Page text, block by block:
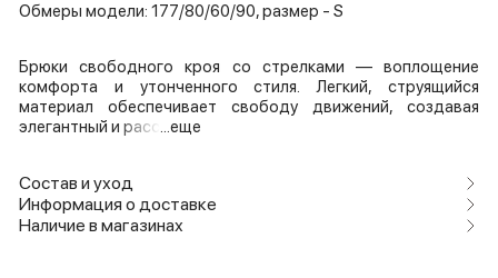
Обмеры модели: 177/80/60/90, размер - S
Брюки свободного кроя со стрелками — воплощение
комфорта и утонченного стиля. Легкий, струящийся
материал обеспечивает свободу движений, создавая
элегантный и расс ...еще
Состав и уход
Информация о доставке
Наличие в магазинах